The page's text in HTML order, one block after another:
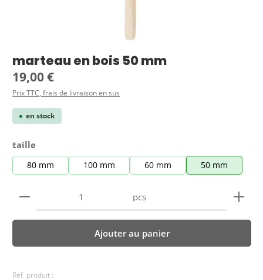
marteau en bois 50 mm
Prix régulier :
19,00 €
Prix TTC, frais de livraison en sus
en stock
Sélectionnez
taille
80 mm 100 mm 60 mm 50 mm
Quantité de produit : Entrez la quantité
pcs
Ajouter au panier
Réf. produit :